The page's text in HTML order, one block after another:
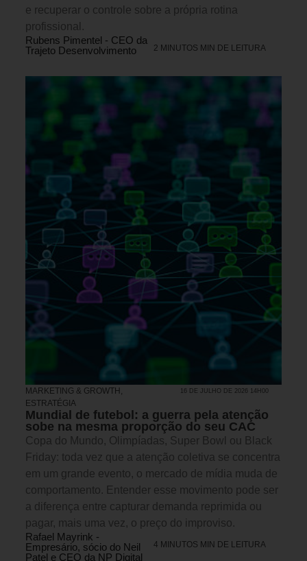
e recuperar o controle sobre a própria rotina
profissional.
Rubens Pimentel - CEO da
Trajeto Desenvolvimento
2 MINUTOS MIN DE LEITURA
MARKETING & GROWTH
ESTRATÉGIA
16 DE JULHO DE 2026 14H00
Mundial de futebol: a guerra pela atenção
sobe na mesma proporção do seu CAC
Copa do Mundo, Olimpíadas, Super Bowl ou Black
Friday: toda vez que a atenção coletiva se concentra
em um grande evento, o mercado de mídia muda de
comportamento. Entender esse movimento pode ser
a diferença entre capturar demanda reprimida ou
pagar, mais uma vez, o preço do improviso.
Rafael Mayrink -
Empresário, sócio do Neil
Patel e CEO da NP Digital
4 MINUTOS MIN DE LEITURA